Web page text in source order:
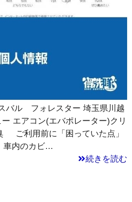
バル フォレスター 埼玉県川越
エアコン(エバポレーター)クリ
ご利用前に「困っていた点」
車内のカビ…
続きを読む